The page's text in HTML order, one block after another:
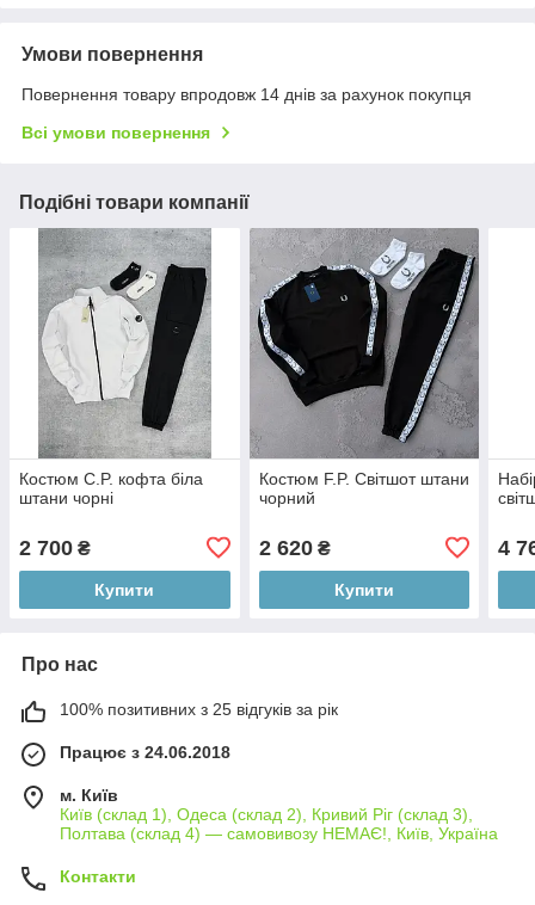
Умови повернення
Повернення товару впродовж 14 днів за рахунок покупця
Всі умови повернення
Подібні товари компанії
Костюм C.P. кофта біла
штани чорні
2 700 ₴
Купити
Костюм F.P. Світшот штани
чорний
2 620₴
Купити
4
Про нас
100% позитивних з 25 відгуків за рік
Працює з 24.06.2018
м. Київ
Київ (склад 1), Одеса (склад 2), Кривий Ріг (склад 3),
Полтава (склад 4) — самовивозу НЕМАЄ!, Київ, Україна
Контакти